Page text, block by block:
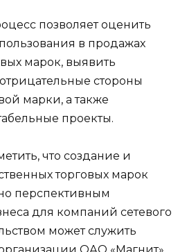
позволяет оценить
в продажах
марок, выявить
стороны
марки, а также
проекты.
что создание и
торговых марок
перспективным
для компаний сетевого
может служить